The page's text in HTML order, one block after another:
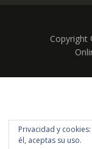
Copyright
Privacidad y
él, aceptas su uso.